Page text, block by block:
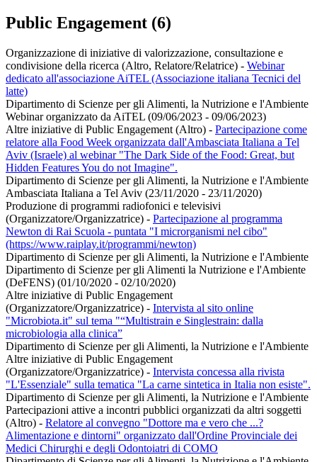
Public Engagement (6)
Organizzazione di iniziative di valorizzazione, consultazione e
condivisione della ricerca (Altro, Relatore/Relatrice) - Webinar
dedicato all'associazione AiTEL (Associazione italiana Tecnici del
latte)
Dipartimento di Scienze per gli Alimenti, la Nutrizione e l'Ambiente
Webinar organizzato da AiTEL (09/06/2023 - 09/06/2023)
Altre iniziative di Public Engagement (Altro) - Partecipazione come
relatore alla Food Week organizzata dall'Ambasciata Italiana a Tel
Aviv (Israele) al webinar "The Dark Side of the Food: Great, but
Hidden Features You do not Imagine".
Dipartimento di Scienze per gli Alimenti, la Nutrizione e l'Ambiente
Ambasciata Italiana a Tel Aviv (23/11/2020 - 23/11/2020)
Produzione di programmi radiofonici e televisivi
(Organizzatore/Organizzatrice) - Partecipazione al programma
Newton di Rai Scuola - puntata "I microrganismi nel cibo"
(https://www.raiplay.it/programmi/newton)
Dipartimento di Scienze per gli Alimenti, la Nutrizione e l'Ambiente
Dipartimento di Scienze per gli Alimenti la Nutrizione e l'Ambiente
(DeFENS) (01/10/2020 - 02/10/2020)
Altre iniziative di Public Engagement
(Organizzatore/Organizzatrice) - Intervista al sito online
"Microbiota.it" sul tema "“Multistrain e Singlestrain: dalla
microbiologia alla clinica”
Dipartimento di Scienze per gli Alimenti, la Nutrizione e l'Ambiente
Altre iniziative di Public Engagement
(Organizzatore/Organizzatrice) - Intervista concessa alla rivista
"L'Essenziale" sulla tematica "La carne sintetica in Italia non esiste".
Dipartimento di Scienze per gli Alimenti, la Nutrizione e l'Ambiente
Partecipazioni attive a incontri pubblici organizzati da altri soggetti
(Altro) - Relatore al convegno "Dottore ma e vero che ...?
Alimentazione e dintorni" organizzato dall'Ordine Provinciale dei
Medici Chirurghi e degli Odontoiatri di COMO